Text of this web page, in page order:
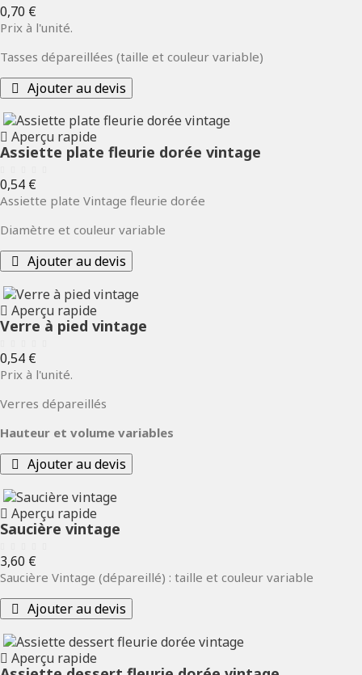
Prix
0,70 €
Prix à l'unité.
Tasses dépareillées (taille et couleur variable)
Ajouter au devis
Aperçu rapide
Assiette plate fleurie dorée vintage
Prix
0,54 €
Assiette plate Vintage fleurie dorée
Diamètre et couleur variable
Ajouter au devis
Aperçu rapide
Verre à pied vintage
Prix
0,54 €
Prix à l'unité.
Verres dépareillés
Hauteur et volume variables
Ajouter au devis
Aperçu rapide
Saucière vintage
Prix
3,60 €
Saucière Vintage (dépareillé) : taille et couleur variable
Ajouter au devis
Aperçu rapide